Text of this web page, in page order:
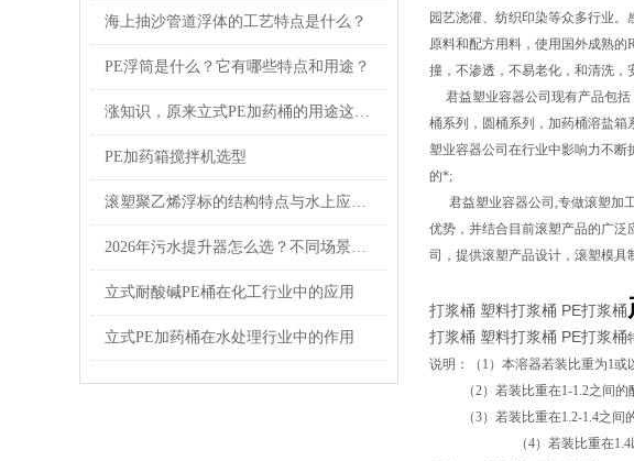
海上抽沙管道浮体的工艺特点是什么？
PE浮筒是什么？它有哪些特点和用途？
涨知识，原来立式PE加药桶的用途这么多
PE加药箱搅拌机选型
滚塑聚乙烯浮标的结构特点与水上应用优势
2026年污水提升器怎么选？不同场景选购参数与避坑指南
立式耐酸碱PE桶在化工行业中的应用
立式PE加药桶在水处理行业中的作用
园艺浇灌、纺织印染等众多行业
原料和配方用料，使用国外成熟
撞，不渗透，不易老化，和清洗，
君益塑业容器公司现有产品包括
桶系列，圆桶系列，加药桶溶盐
塑业容器公司在行业中影响力不断
的*;
君益塑业容器公司,专做滚塑加
优势，并结合目前滚塑产品的广
司，提供滚塑产品设计，滚塑模具
打浆桶 塑料打浆桶 PE打浆桶
打浆桶 塑料打浆桶 PE打浆桶
说明：（1）本溶器若装比重为1或
（2）若装比重在1-1.2之间的
（3）若装比重在1.2-1.4之间
（4）若装比重在1.4以上